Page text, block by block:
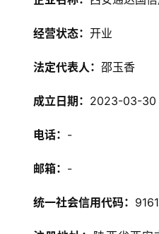
经营状态： 开业
法定代表人： 邵玉香
成立日期： 2023-03-30
电话： -
邮箱： -
统一社会信用代码：